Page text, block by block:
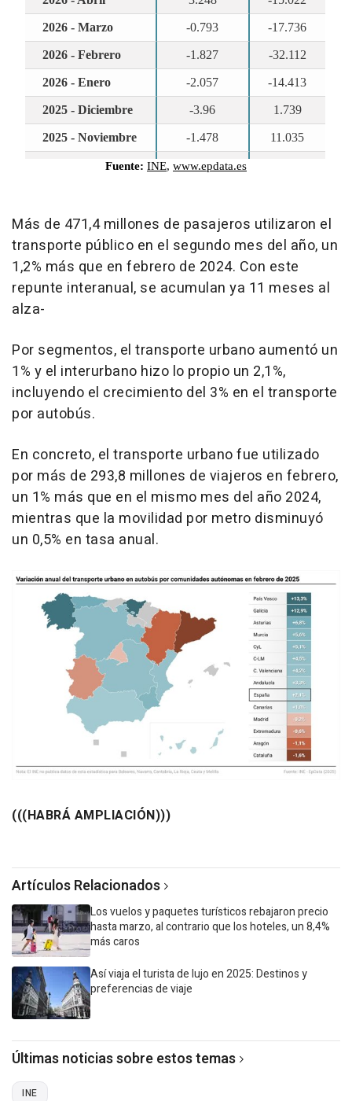
Más de 471,4 millones de pasajeros utilizaron el
transporte público en el segundo mes del año, un
1,2% más que en febrero de 2024. Con este
repunte interanual, se acumulan ya 11 meses al
alza-
Por segmentos, el transporte urbano aumentó un
1% y el interurbano hizo lo propio un 2,1%,
incluyendo el crecimiento del 3% en el transporte
por autobús.
En concreto, el transporte urbano fue utilizado
por más de 293,8 millones de viajeros en febrero,
un 1% más que en el mismo mes del año 2024,
mientras que la movilidad por metro disminuyó
un 0,5% en tasa anual.
(((HABRÁ AMPLIACIÓN)))
Artículos Relacionados
Los vuelos y paquetes turísticos rebajaron precio
hasta marzo, al contrario que los hoteles, un 8,4%
más caros
Así viaja el turista de lujo en 2025: Destinos y
preferencias de viaje
Últimas noticias sobre estos temas
INE